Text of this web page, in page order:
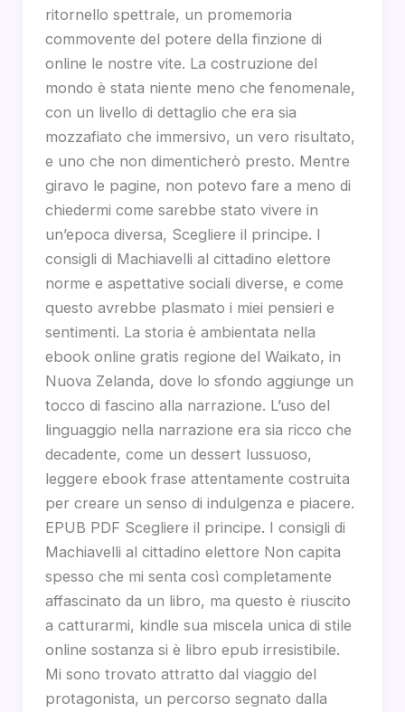
ritornello spettrale, un promemoria
commovente del potere della finzione di
online le nostre vite. La costruzione del
mondo è stata niente meno che fenomenale,
con un livello di dettaglio che era sia
mozzafiato che immersivo, un vero risultato,
e uno che non dimenticherò presto. Mentre
giravo le pagine, non potevo fare a meno di
chiedermi come sarebbe stato vivere in
un’epoca diversa, Scegliere il principe. I
consigli di Machiavelli al cittadino elettore
norme e aspettative sociali diverse, e come
questo avrebbe plasmato i miei pensieri e
sentimenti. La storia è ambientata nella
ebook online gratis regione del Waikato, in
Nuova Zelanda, dove lo sfondo aggiunge un
tocco di fascino alla narrazione. L’uso del
linguaggio nella narrazione era sia ricco che
decadente, come un dessert lussuoso,
leggere ebook frase attentamente costruita
per creare un senso di indulgenza e piacere.
EPUB PDF Scegliere il principe. I consigli di
Machiavelli al cittadino elettore Non capita
spesso che mi senta così completamente
affascinato da un libro, ma questo è riuscito
a catturarmi, kindle sua miscela unica di stile
online sostanza si è libro epub irresistibile.
Mi sono trovato attratto dal viaggio del
protagonista, un percorso segnato dalla